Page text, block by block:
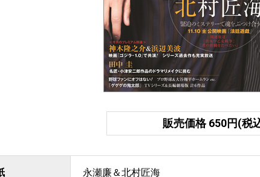
販売価格 650円(税
永瀬廉＆北村匠海